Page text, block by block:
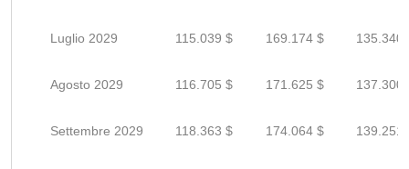
Luglio 2029 115.039 $ 169.174 $ 135.340
Agosto 2029 116.705 $ 171.625 $ 137.300
Settembre 2029 118.363 $ 174.064 $ 139.251